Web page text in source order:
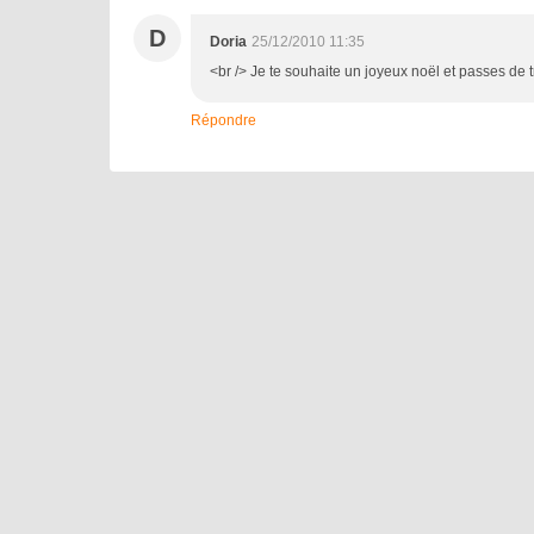
D Doria 25/12/2010 11:35
<br /> Je te souhaite un joyeux noël et passes de
Répondre